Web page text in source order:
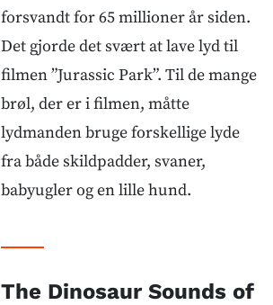
forsvandt for 65 millioner år siden.
Det gjorde det svært at lave lyd til
filmen ”Jurassic Park”. Til de mange
brøl, der er i filmen, måtte
lydmanden bruge forskellige lyde
fra både skildpadder, svaner,
babyugler og en lille hund.
The Dinosaur Sounds of